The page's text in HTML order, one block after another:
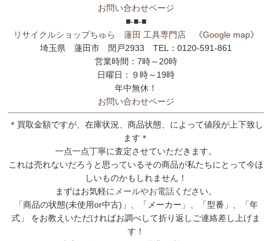
お問い合わせページ
■-■-■
リサイクルショップちゅら 蓮田 工具専門店 《Google map》
埼玉県 蓮田市 閏戸2933 TEL：0120-591-861
営業時間：7時～20時
日曜日：９時～19時
年中無休！
お問い合わせページ
＊買取金額ですが、在庫状況、商品状態、によって値段が上下致し
ます＊
一点一点丁寧に査定させていただきます。
これは売れないだろうと思っているその商品が私たちにとって今ほ
しいものかもしれません！
まずはお気軽に メールやお電話ください。
「商品の状態(未使用or中古)」、「メーカー」、「型番」、「年
式」 をお教えいただければお調べして折り返しご連絡差し上げま
す！